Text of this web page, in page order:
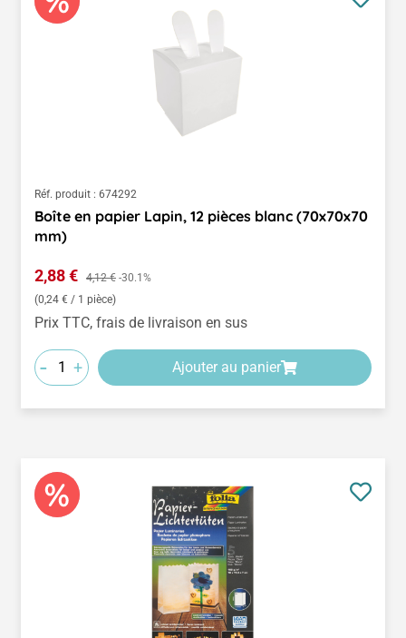
Réf. produit : 674292
Boîte en papier Lapin, 12 pièces blanc (70x70x70
mm)
Prix de vente :
2,88 € Prix régulier :
4,12 € -30.1%
(0,24 € / 1 pièce)
Prix TTC, frais de livraison en sus
- + Ajouter au panier